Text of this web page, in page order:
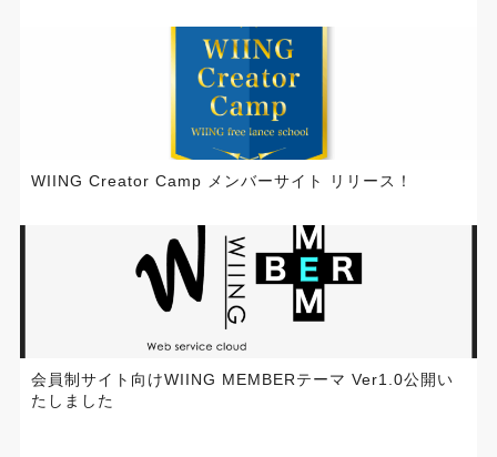
WIING Creator Camp メンバーサイト リリース！
会員制サイト向けWIING MEMBERテーマ Ver1.0公開い
たしました